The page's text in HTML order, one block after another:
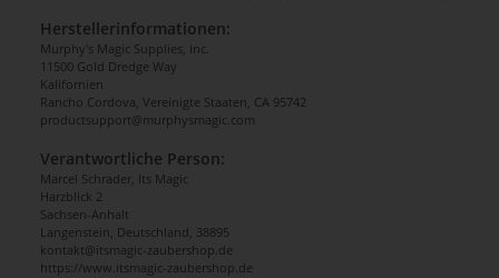
Herstellerinformationen:
Murphy's Magic Supplies, Inc.
11500 Gold Dredge Way
Kalifornien
Rancho Cordova, Vereinigte Staaten, CA 95742
productsupport@murphysmagic.com
Verantwortliche Person:
Marcel Schrader, Its Magic
Harzblick 2
Sachsen-Anhalt
Langenstein, Deutschland, 38895
kontakt@itsmagic-zaubershop.de
https://www.itsmagic-zaubershop.de